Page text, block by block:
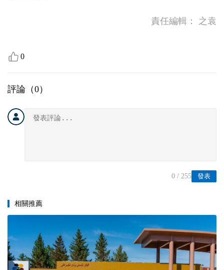
責任編輯： 之袁
0
評論（0）
發表
0 / 255
相關推薦